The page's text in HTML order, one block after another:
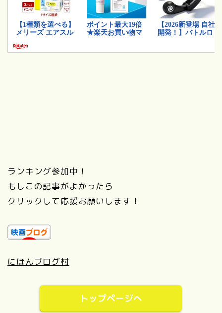
ランキング参加中！
もしこの記事がよかったら
クリックして応援お願いします！
にほんブログ村
トップページへ